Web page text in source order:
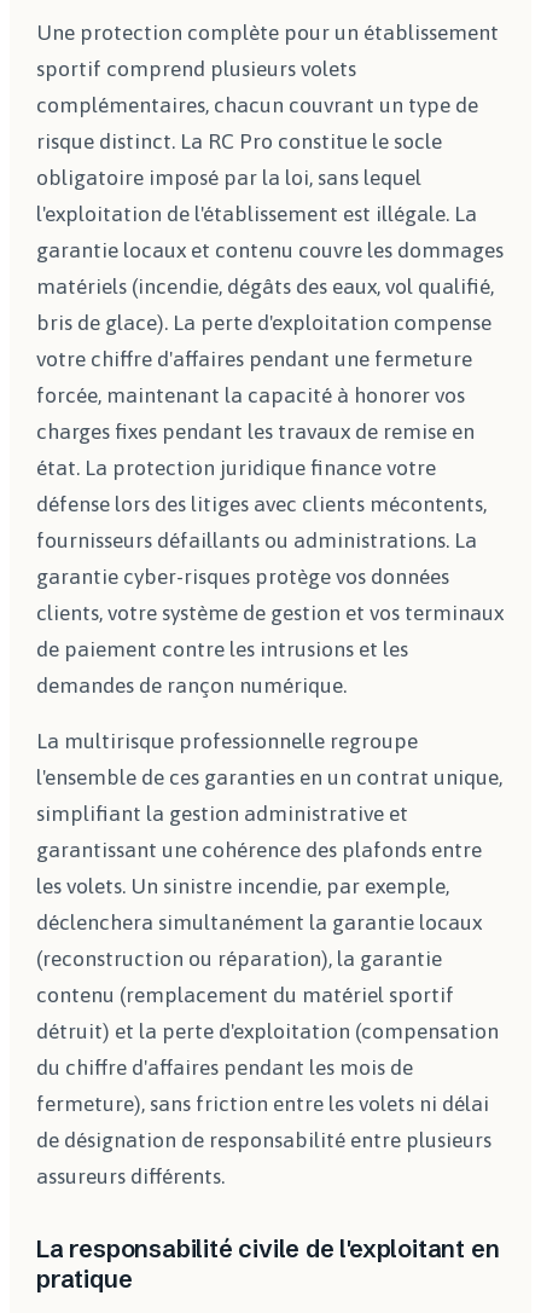
Une protection complète pour un établissement
sportif comprend plusieurs volets
complémentaires, chacun couvrant un type de
risque distinct. La RC Pro constitue le socle
obligatoire imposé par la loi, sans lequel
l'exploitation de l'établissement est illégale. La
garantie locaux et contenu couvre les dommages
matériels (incendie, dégâts des eaux, vol qualifié,
bris de glace). La perte d'exploitation compense
votre chiffre d'affaires pendant une fermeture
forcée, maintenant la capacité à honorer vos
charges fixes pendant les travaux de remise en
état. La protection juridique finance votre
défense lors des litiges avec clients mécontents,
fournisseurs défaillants ou administrations. La
garantie cyber-risques protège vos données
clients, votre système de gestion et vos terminaux
de paiement contre les intrusions et les
demandes de rançon numérique.
La multirisque professionnelle regroupe
l'ensemble de ces garanties en un contrat unique,
simplifiant la gestion administrative et
garantissant une cohérence des plafonds entre
les volets. Un sinistre incendie, par exemple,
déclenchera simultanément la garantie locaux
(reconstruction ou réparation), la garantie
contenu (remplacement du matériel sportif
détruit) et la perte d'exploitation (compensation
du chiffre d'affaires pendant les mois de
fermeture), sans friction entre les volets ni délai
de désignation de responsabilité entre plusieurs
assureurs différents.
La responsabilité civile de l'exploitant en
pratique